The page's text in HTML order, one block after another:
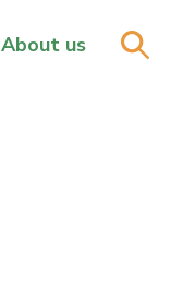
About us